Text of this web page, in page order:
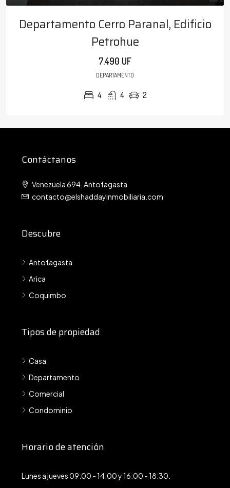
Departamento Cerro Paranal, Edificio
Petrohue
7.490 UF
DEPARTAMENTO
4 4 2
Contáctanos
Venezuela 694, Antofagasta
contacto@elshaddayinmobiliaria.com
Descubre
Antofagasta
Arica
Coquimbo
Tipos de propiedad
Casa
Departamento
Comercial
Condominio
Horario de atención
Lunes a jueves 09:00 - 14:00 y 16:00 - 18:30.